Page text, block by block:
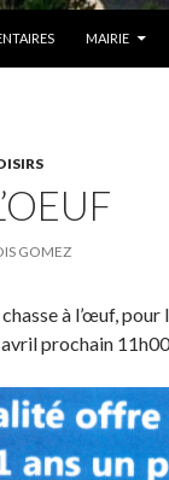
MAIRIE
GOMEZ
à l’œuf,
avril prochain